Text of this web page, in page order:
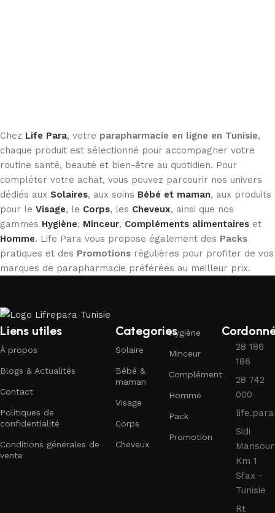
Chez Life Para, votre parapharmacie en ligne en Tunisie,
chaque produit est sélectionné pour accompagner votre
routine santé, beauté et bien-être au quotidien. Pour
compléter votre achat, vous pouvez parcourir nos univers
dédiés aux Solaires, aux soins Bébé et maman, aux produits
pour le Visage, le Corps, les Cheveux, ainsi que nos
gammes Hygiène, Minceur, Compléments alimentaires et
Homme. Life Para vous propose également des Packs
pratiques et des Promotions régulières pour profiter de vos
marques de parapharmacie préférées au meilleur prix.
Liens utiles
À propos
Blogs & Actualités
Contact
Politiques de
confidentialité
Conditions générales de
vente
Categories
Solaire
Bébé &
maman
Visage
Corps
Cheveux
Hygiène
Minceur
Complément
Homme
Pack
Promotion
28 186
186
28 742
000
Sidi
Mansour
Km 1
Sfax -
Tunisie
Rt